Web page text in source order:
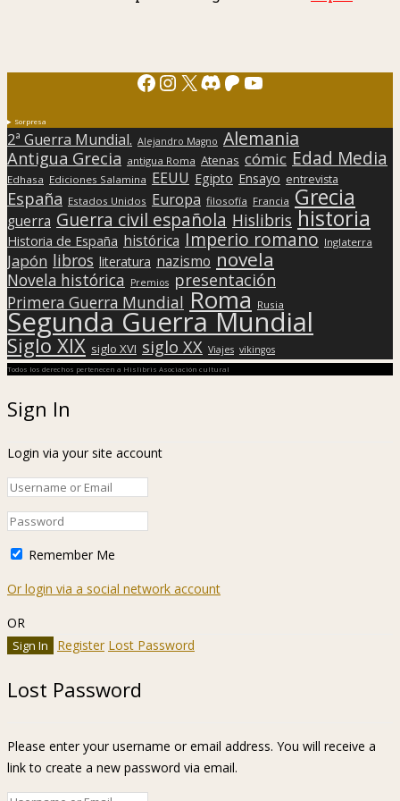
Facebook
Instagram
X Discord
Patreon
YouTube
Sorpresa
2ª Guerra Mundial. Alejandro Magno Alemania
Antigua Grecia antigua Roma Atenas cómic Edad Media
Edhasa Ediciones Salamina EEUU Egipto Ensayo entrevista
España Estados Unidos Europa filosofía Francia Grecia
guerra Guerra civil española Hislibris historia
Historia de España histórica Imperio romano Inglaterra
Japón libros literatura nazismo novela
Novela histórica Premios presentación
Primera Guerra Mundial Roma Rusia
Segunda Guerra Mundial
Siglo XIX siglo XVI siglo XX Viajes vikingos
Todos los derechos pertenecen a Hislibris Asociación cultural
Sign In
Login via your site account
Remember Me
Or login via a social network account
OR
Register Lost Password
Lost Password
Please enter your username or email address. You will receive a
link to create a new password via email.